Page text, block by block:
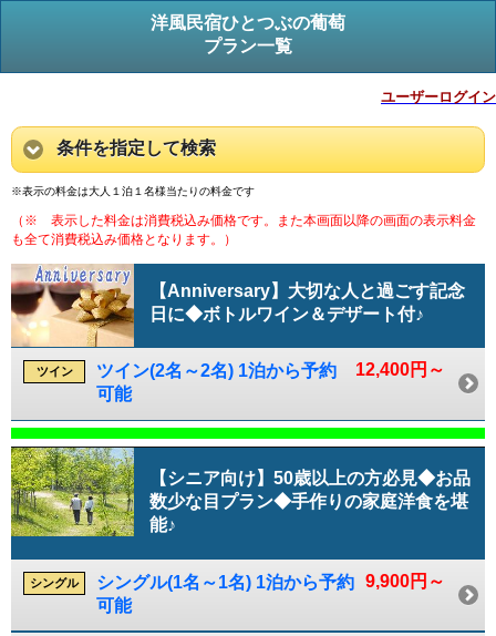
洋風民宿ひとつぶの葡萄
プラン一覧
ユーザーログイン
条件を指定して検索
※表示の料金は大人１泊１名様当たりの料金です
（※ 表示した料金は消費税込み価格です。また本画面以降の画面の表示料金
も全て消費税込み価格となります。）
【Anniversary】大切な人と過ごす記念
日に◆ボトルワイン＆デザート付♪
12,400円～
ツイン
ツイン(2名～2名) 1泊から予約
可能
【シニア向け】50歳以上の方必見◆お品
数少な目プラン◆手作りの家庭洋食を堪
能♪
9,900円～
シングル
シングル(1名～1名) 1泊から予約
可能